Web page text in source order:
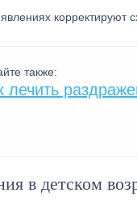
корректируют
также:
лечить
в детском